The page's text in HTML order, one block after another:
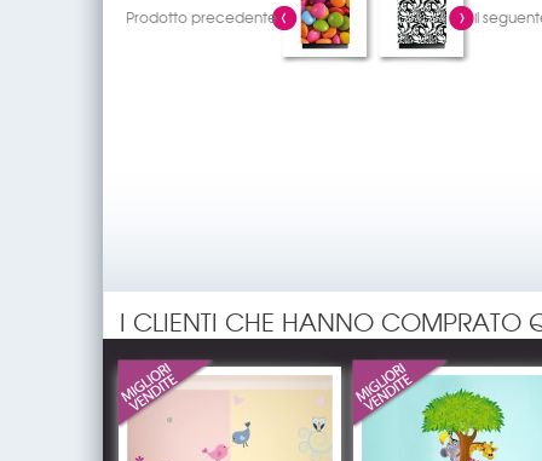
Prodotto precedente il
I CLIENTI CHE HANNO COMPRATO